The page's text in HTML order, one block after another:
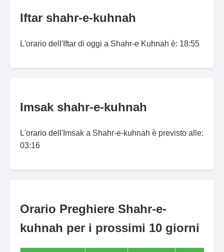
Iftar shahr-e-kuhnah
L'orario dell'Iftar di oggi a Shahr-e Kuhnah è: 18:55
Imsak shahr-e-kuhnah
L'orario dell'Imsak a Shahr-e-kuhnah è previsto alle:
03:16
Orario Preghiere Shahr-e-
kuhnah per i prossimi 10 giorni